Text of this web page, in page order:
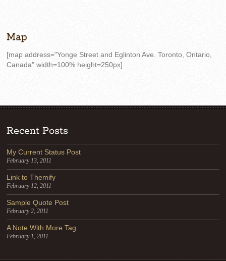
Map
[map address="Yonge Street and Eglinton Ave. Toronto, Ontario,
Canada" width=100% height=250px]
Recent Posts
My Current Status Post
February 13, 2011
Link to Themify
February 12, 2011
Sample Quote Post
February 2, 2011
A Note With More Tag
February 1, 2011